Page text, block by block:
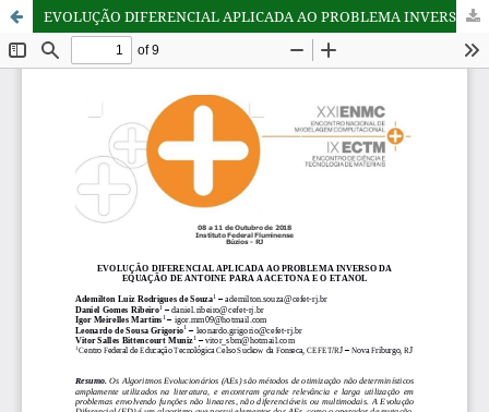
EVOLUÇÃO DIFERENCIAL APLICADA AO PROBLEMA INVERSO DA EQUAÇÃO DE ANTOINE PARA A ACETONA E O ETANOL